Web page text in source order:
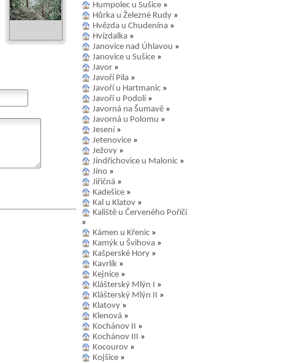
Humpolec u Sušice »
Hůrka u Železné Rudy »
Hvězda u Chudenína »
Hvízdalka »
Janovice nad Úhlavou »
Janovice u Sušice »
Javor »
Javoří Pila »
Javoří u Hartmanic »
Javoří u Podolí »
Javorná na Šumavě »
Javorná u Polomu »
Jesení »
Jetenovice »
Ježovy »
Jindřichovice u Malonic »
Jíno »
Jiřičná »
Kadešice »
Kal u Klatov »
Kaliště u Červeného Poříčí
»
Kámen u Křenic »
Kamýk u Švihova »
Kašperské Hory »
Kavrlík »
Kejnice »
Klášterský Mlýn I »
Klášterský Mlýn II »
Klatovy »
Klenová »
Kochánov II »
Kochánov III »
Kocourov »
Kojšice »